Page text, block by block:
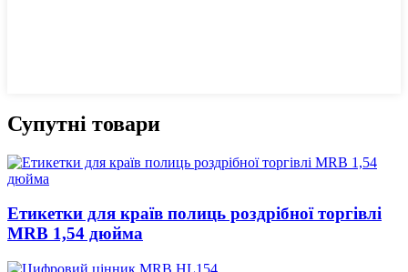
Супутні товари
Етикетки для країв полиць роздрібної торгівлі
MRB 1,54 дюйма